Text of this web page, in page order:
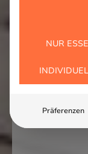
NUR
Präferenzen